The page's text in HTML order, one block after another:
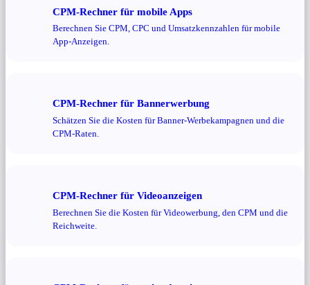
CPM-Rechner für mobile Apps
Berechnen Sie CPM, CPC und Umsatzkennzahlen für mobile
App-Anzeigen.
CPM-Rechner für Bannerwerbung
Schätzen Sie die Kosten für Banner-Werbekampagnen und die
CPM-Raten.
CPM-Rechner für Videoanzeigen
Berechnen Sie die Kosten für Videowerbung, den CPM und die
Reichweite.